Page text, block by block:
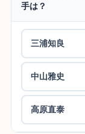
手は？
三浦知良
中山雅史
高原直泰